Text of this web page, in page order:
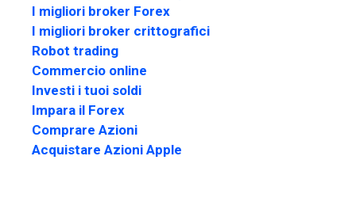
I migliori broker Forex
I migliori broker crittografici
Robot trading
Commercio online
Investi i tuoi soldi
Impara il Forex
Comprare Azioni
Acquistare Azioni Apple